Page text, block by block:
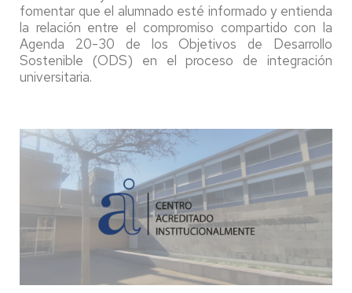
fomentar que el alumnado esté informado y entienda
la relación entre el compromiso compartido con la
Agenda 20-30 de los Objetivos de Desarrollo
Sostenible (ODS) en el proceso de integración
universitaria.